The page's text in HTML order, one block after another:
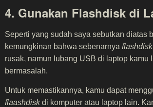
4. Gunakan Flashdisk di
Seperti yang sudah saya sebutkan diatas
kemungkinan bahwa sebenarnya flashdisk
rusak, namun lubang USB di laptop kamu
bermasalah.
Untuk memastikannya, kamu dapat
flaashdiskdi komputer atau laptop lain.